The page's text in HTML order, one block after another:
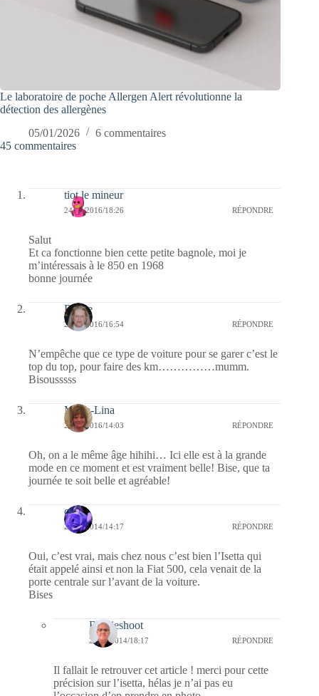
Le laboratoire de poche Allergen Alert révolutionne la
détection des allergènes
05/01/2026
6 commentaires
45 commentaires
tiot le mineur
24/07/2016/18:26 RÉPONDRE
Salut
Et ca fonctionne bien cette petite bagnole, moi je
m’intéressais à le 850 en 1968
bonne journée
Renee
24/07/2016/16:54 RÉPONDRE
N’empêche que ce type de voiture pour se garer c’est le
top du top, pour faire des km……………mumm.
Bisousssss
Maria-Lina
24/07/2016/14:03 RÉPONDRE
Oh, on a le même âge hihihi… Ici elle est à la grande
mode en ce moment et est vraiment belle! Bise, que ta
journée te soit belle et agréable!
covix
21/12/2014/14:17 RÉPONDRE
Oui, c’est vrai, mais chez nous c’est bien l’Isetta qui
était appelé ainsi et non la Fiat 500, cela venait de la
porte centrale sur l’avant de la voiture.
Bises
Bernieshoot
21/12/2014/18:17 RÉPONDRE
Il fallait le retrouver cet article ! merci pour cette
précision sur l’isetta, hélas je n’ai pas eu